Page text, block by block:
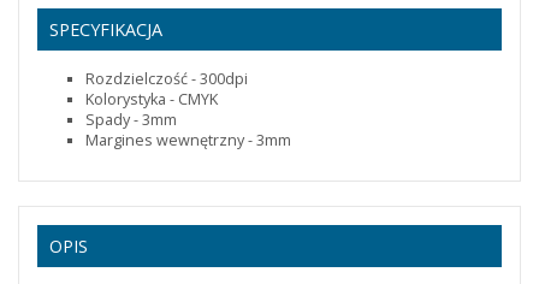
SPECYFIKACJA
Rozdzielczość - 300dpi
Kolorystyka - CMYK
Spady - 3mm
Margines wewnętrzny - 3mm
OPIS